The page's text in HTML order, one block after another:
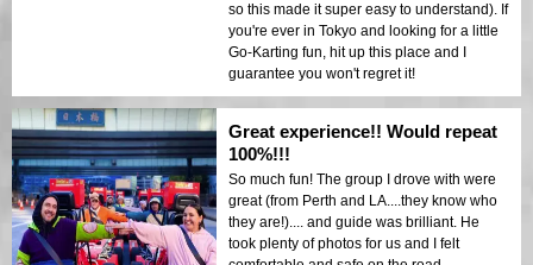
so this made it super easy to understand). If
you're ever in Tokyo and looking for a little
Go-Karting fun, hit up this place and I
guarantee you won't regret it!
Great experience!! Would repeat
100%!!!
So much fun! The group I drove with were
great (from Perth and LA....they know who
they are!).... and guide was brilliant. He
took plenty of photos for us and I felt